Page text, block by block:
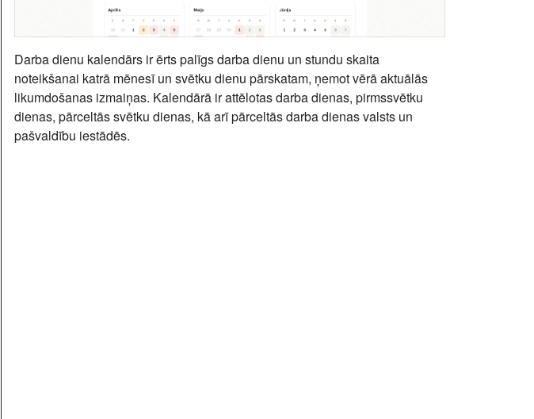
Darba dienu kalendārs ir ērts palīgsdarba dienu un stundu skaita
noteikšanai katrā mēnesī un svētku dienu pārskatam, ņemot vērā aktuālās
likumdošanas izmaiņas. Kalendārā ir attēlotas darba dienas, pirmssvētku
dienas, pārceltās svētku dienas, kā arī pārceltās darba dienas valsts un
pašvaldību iestādēs.